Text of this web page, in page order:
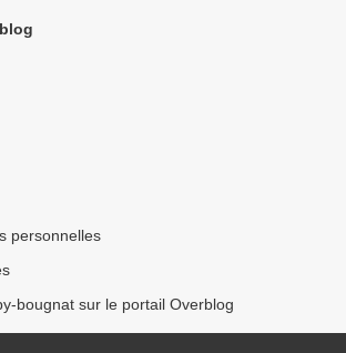
personnelles
bougnat sur le portail Overblog